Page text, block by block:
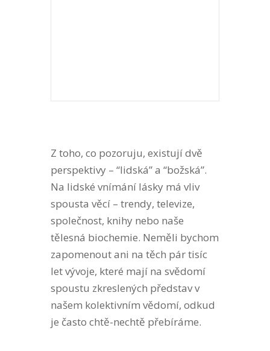
Z toho, co pozoruju, existují dvě
perspektivy – “lidská” a “božská”.
Na lidské vnímání lásky má vliv
spousta věcí – trendy, televize,
společnost, knihy nebo naše
tělesná biochemie. Neměli bychom
zapomenout ani na těch pár tisíc
let vývoje, které mají na svědomí
spoustu zkreslených představ v
našem kolektivním vědomí, odkud
je často chtě-nechtě přebíráme.